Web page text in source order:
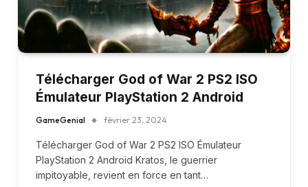
Télécharger God of War 2 PS2 ISO
Émulateur PlayStation 2 Android
GameGenial février 23, 2024
Télécharger God of War 2 PS2 ISO Émulateur
PlayStation 2 Android Kratos, le guerrier
impitoyable, revient en force en tant…